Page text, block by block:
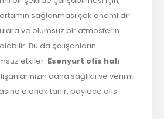
sağlanması çok önemlidir.
ve olumsuz bir atmosferin
Bu da çalışanların
etkiler. Esenyurt ofis halı
daha sağlıklı ve verimli
olanak tanır, böylece ofis